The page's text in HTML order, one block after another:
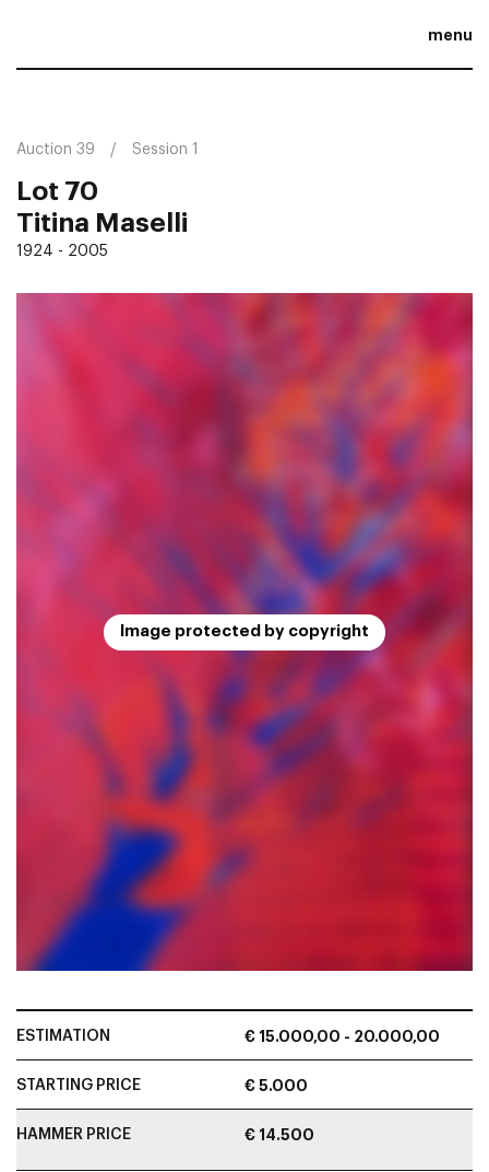
menu
Auction 39 Session 1
Lot 70
Titina Maselli
1924 - 2005
Image protected by copyright
ESTIMATION € 15.000,00 - 20.000,00
STARTING PRICE € 5.000
HAMMER PRICE € 14.500